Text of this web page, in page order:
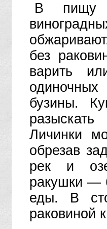
В пищу
без
варить
бузины.
Личинки
обрезав
рек и
ракушки —
еды. В
раковиной